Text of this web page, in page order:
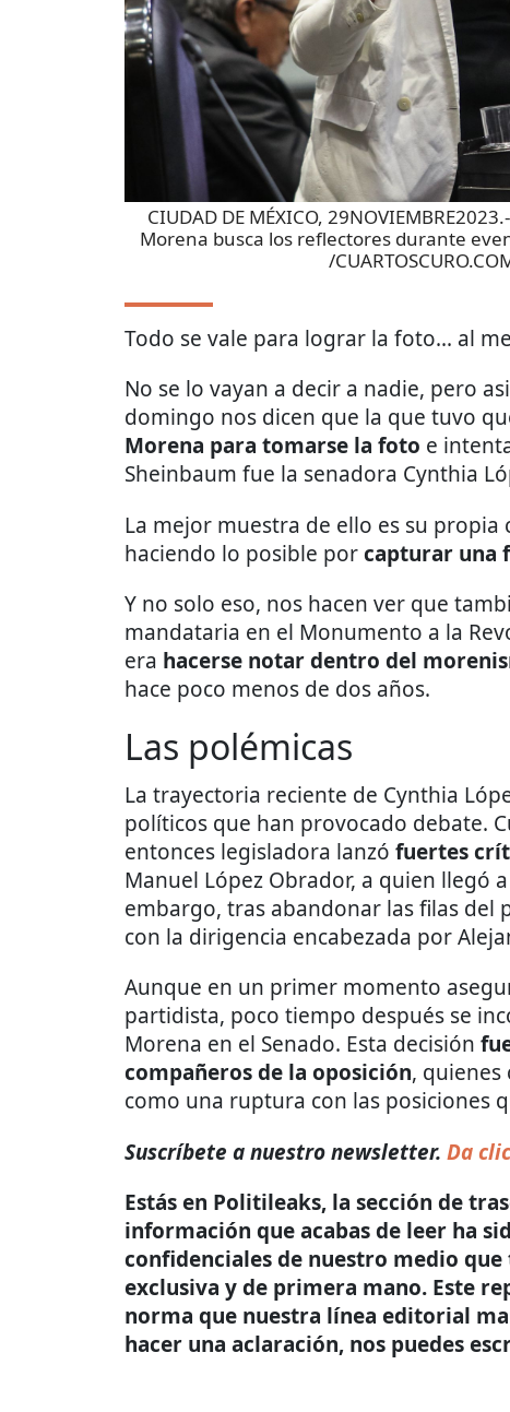
CIUDAD DE MÉXICO,
Morena busca los reflectores durante
/
Todo se vale para lograr la foto... al
No se lo vayan a decir a nadie, pero
domingo nos dicen que la que tuvo
Morena para tomarse la foto e
Sheinbaum fue la senadora Cynthia
La mejor muestra de ello es su
haciendo lo posible porcapturar una
Y no solo eso, nos hacen ver que
mandataria en el Monumento a la
era hacerse notar dentro del
hace poco menos de dos años.
Las polémicas
La trayectoria reciente de Cynthia
políticos que han provocado debate.
entonces legisladora lanzó fuertes
Manuel López Obrador, a quien llegó
embargo, tras abandonar las filas
con la dirigencia encabezada por
Aunque en un primer momento
partidista, poco tiempo después se
Morena en el Senado. Esta decisión
compañeros de la oposición,
como una ruptura con las posiciones
Suscríbete a nuestro newsletter. Da
Estás en Politileaks, la sección de
información que acabas de leer ha
confidenciales de nuestro medio
exclusiva y de primera mano. Este
norma que nuestra línea editorial
hacer una aclaración, nos puedes